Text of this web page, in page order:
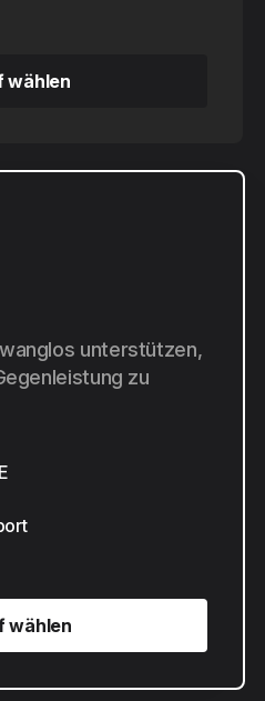
wählen
unterstützen,
zu
wählen
wählen